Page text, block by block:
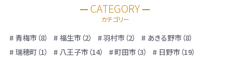
CATEGORY
カテゴリー
青梅市（8） 福生市（2） 羽村市（2）
あきる野市（8）
瑞穂町（1）
八王子市（14） 町田市（3）
日野市（19）